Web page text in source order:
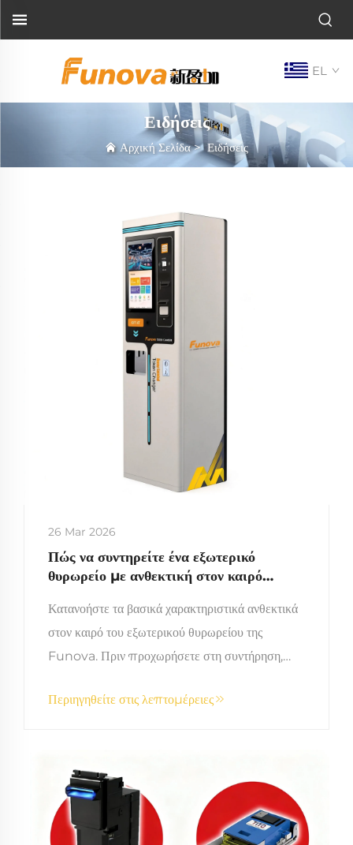
EL
Ειδήσεις
Αρχική Σελίδα>Ειδήσεις
26 Mar 2026
Πώς να συντηρείτε ένα εξωτερικό
θυρωρείο με ανθεκτική στον καιρό
Κατανοήστε τα βασικά χαρακτηριστικά ανθεκτικά
στον καιρό του εξωτερικού θυρωρείου της
Funova. Πριν προχωρήσετε στη συντήρηση,
σχεδίαση ανθεκτική στον καιρό του εξωτερικού
Περιηγηθείτε στις λεπτομέρειες